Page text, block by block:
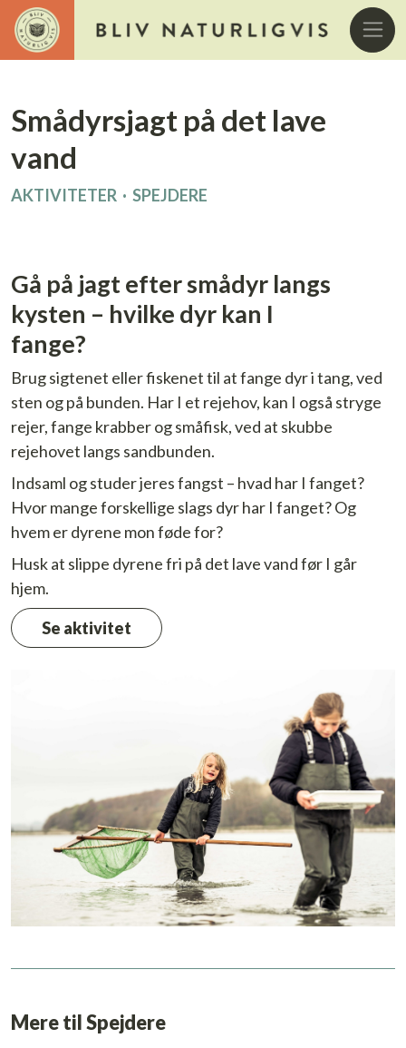
Smådyrsjagt på det lave
vand
AKTIVITETER · SPEJDERE
Gå på jagt efter smådyr langs
kysten – hvilke dyr kan I
fange?
Brug sigtenet eller fiskenet til at fange dyr i tang, ved
sten og på bunden. Har I et rejehov, kan I også stryge
rejer, fange krabber og småfisk, ved at skubbe
rejehovet langs sandbunden.
Indsaml og studer jeres fangst – hvad har I fanget?
Hvor mange forskellige slags dyr har I fanget? Og
hvem er dyrene mon føde for?
Husk at slippe dyrene fri på det lave vand før I går
hjem.
Se aktivitet
Mere til Spejdere